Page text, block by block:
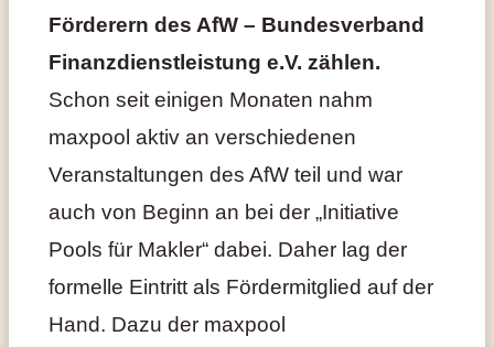
Förderern des AfW – Bundesverband
Finanzdienstleistung e.V. zählen.
Schon seit einigen Monaten nahm
maxpool aktiv an verschiedenen
Veranstaltungen des AfW teil und war
auch von Beginn an bei der „Initiative
Pools für Makler“ dabei. Daher lag der
formelle Eintritt als Fördermitglied auf der
Hand. Dazu der maxpool